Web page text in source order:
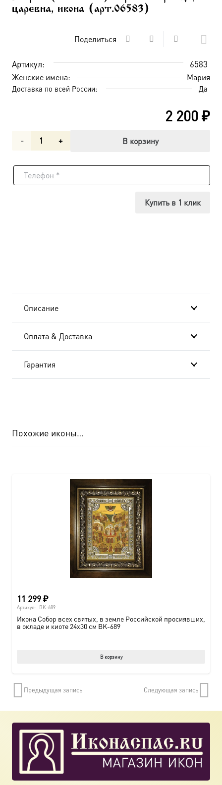
царевна, икона (арт.06583)
Поделиться
Артикул: 6583
Женские имена: Мария
Доставка по всей России: Да
2 200₽
Количество
Мария
В корзину
Купить в 1 клик
Описание
Оплата & Доставка
Гарантия
Похожие иконы…
11 299₽
Артикул: BK-689
Икона Собор всех святых, в земле Российской просиявших,
в окладе и киоте 24х30 см BK-689
В корзину
Предыдущая запись Следующая запись